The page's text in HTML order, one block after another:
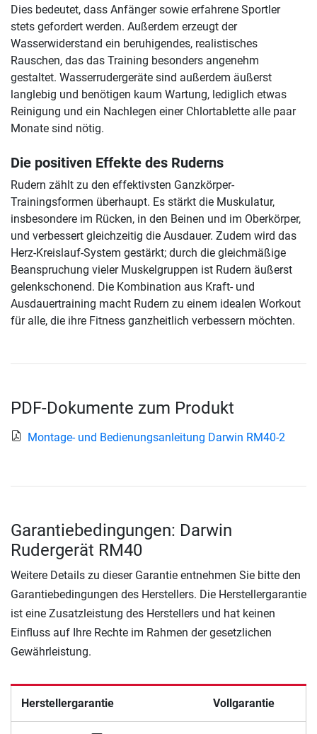
Dies bedeutet, dass Anfänger sowie erfahrene Sportler
stets gefordert werden. Außerdem erzeugt der
Wasserwiderstand ein beruhigendes, realistisches
Rauschen, das das Training besonders angenehm
gestaltet. Wasserrudergeräte sind außerdem äußerst
langlebig und benötigen kaum Wartung, lediglich etwas
Reinigung und ein Nachlegen einer Chlortablette alle paar
Monate sind nötig.
Die positiven Effekte des Ruderns
Rudern zählt zu den effektivsten Ganzkörper-
Trainingsformen überhaupt. Es stärkt die Muskulatur,
insbesondere im Rücken, in den Beinen und im Oberkörper,
und verbessert gleichzeitig die Ausdauer. Zudem wird das
Herz-Kreislauf-System gestärkt; durch die gleichmäßige
Beanspruchung vieler Muskelgruppen ist Rudern äußerst
gelenkschonend. Die Kombination aus Kraft- und
Ausdauertraining macht Rudern zu einem idealen Workout
für alle, die ihre Fitness ganzheitlich verbessern möchten.
PDF-Dokumente zum Produkt
Montage- und Bedienungsanleitung Darwin RM40-2
Garantiebedingungen: Darwin
Rudergerät RM40
Weitere Details zu dieser Garantie entnehmen Sie bitte den
Garantiebedingungen des Herstellers. Die Herstellergarantie
ist eine Zusatzleistung des Herstellers und hat keinen
Einfluss auf Ihre Rechte im Rahmen der gesetzlichen
Gewährleistung.
Herstellergarantie Vollgarantie